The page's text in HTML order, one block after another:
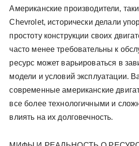
Американские производители,
Chevrolet, исторически делали
простоту конструкции своих
часто менее требовательны к
ресурс может варьироваться в
модели и условий эксплуатации.
современные американские
все более технологичными и
влиять на их долговечность.